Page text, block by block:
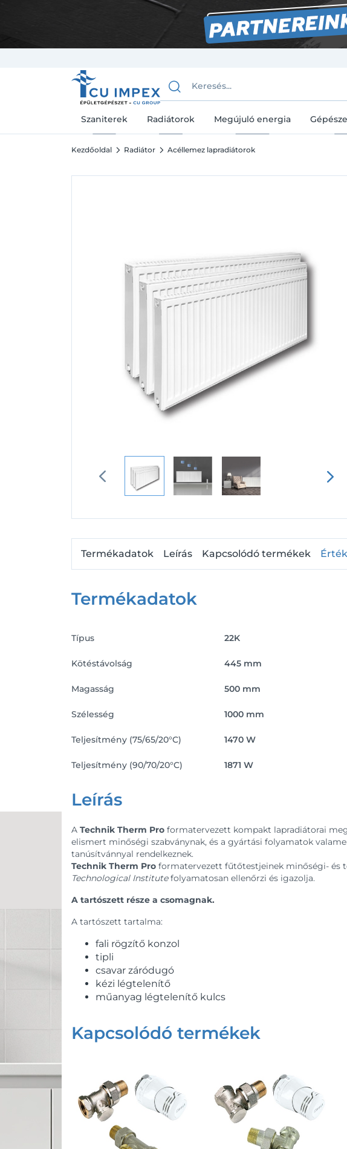
Szaniterek Radiátorok Megújuló energia
Kezdőoldal Radiátor Acéllemez lapradiátorok
Termékadatok Leírás Kapcsolódó termékek
Termékadatok
Típus 22K
Kötéstávolság 445 mm
Magasság 500 mm
Szélesség 1000 mm
Teljesítmény (75/65/20°C) 1470 W
Teljesítmény (90/70/20°C) 1871 W
Leírás
A Technik Therm Pro formatervezett kompakt lapradiátorai
elismert minőségi szabványnak, és a gyártási folyamatok
tanúsítvánnyal rendelkeznek.
Technik Therm Pro formatervezett fűtőtestjeinek minőségi- és
Technological Institutefolyamatosan ellenőrzi és igazolja.
A tartószett része a csomagnak.
A tartószett tartalma:
fali rögzítő konzol
tipli
csavar záródugó
kézi légtelenítő
műanyag légtelenítő kulcs
Kapcsolódó termékek